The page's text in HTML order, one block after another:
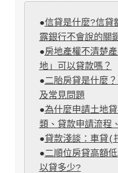
●信貸是什麼?信貸
露銀行不會說的關
●房地產權不清楚
地」可以貸款嗎？
●二胎房貸是什麼
及常見問題
●為什麼申請土地
類、貸款申請流程
●貸款淺談：車貸(
●二順位房貸高額
以貸多少?